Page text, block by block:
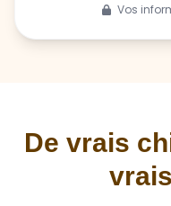
Vos
De vrais